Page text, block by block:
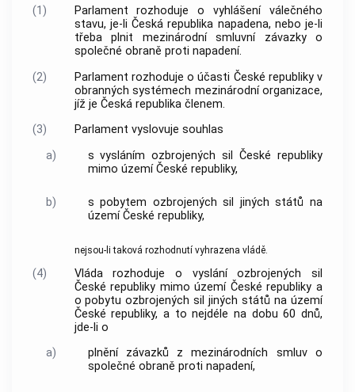
(1)
Parlament rozhoduje o vyhlášení válečného
stavu, je-li Česká republika napadena, nebo je-li
třeba plnit mezinárodní smluvní závazky o
společné obraně proti napadení.
(2)
Parlament rozhoduje o účasti České republiky v
obranných systémech mezinárodní organizace,
jíž je Česká republika členem.
(3)
Parlament vyslovuje souhlas
a)
s vysláním ozbrojených sil České republiky
mimo území České republiky,
b)
s pobytem ozbrojených sil jiných států na
území České republiky,
nejsou-li taková rozhodnutí vyhrazena vládě.
(4) Vládarozhoduje o vyslání ozbrojených sil
České republiky mimo území České republiky a
o pobytu ozbrojených sil jiných států na území
České republiky, a to nejdéle na dobu 60 dnů,
jde-li o
a)
plnění závazků z mezinárodních smluv o
společné obraně proti napadení,